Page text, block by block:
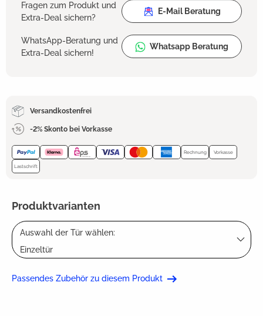
Fragen zum Produkt und
Extra-Deal sichern?
E-Mail Beratung
WhatsApp-Beratung und
Extra-Deal sichern!
Whatsapp Beratung
Versandkostenfrei
-2% Skonto bei Vorkasse
Rechnung Vorkasse
Lastschrift
Produktvarianten
Auswahl der Tür wählen:
Einzeltür
Passendes Zubehör zu diesem Produkt